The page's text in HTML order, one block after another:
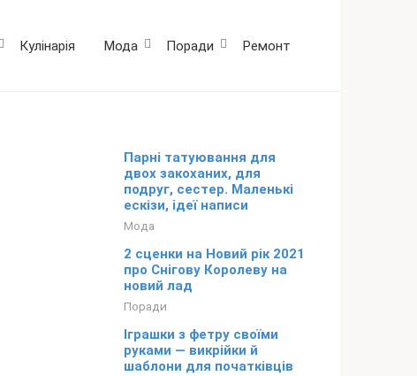
Кулінарія Мода Поради Ремонт
Парні татуювання для
двох закоханих, для
подруг, сестер. Маленькі
ескізи, ідеї написи
Мода
2 сценки на Новий рік 2021
про Снігову Королеву на
новий лад
Поради
Іграшки з фетру своїми
руками — викрійки й
шаблони для початківців